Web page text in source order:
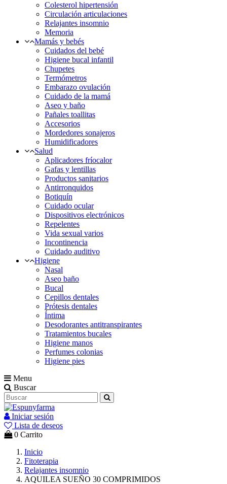
Colesterol hipertensión
Circulación articulaciones
Relajantes insomnio
Memoria
Mamás y bebés
Cuidados del bebé
Higiene bucal infantil
Chupetes
Termómetros
Embarazo ovulación
Cuidado de la mamá
Aseo y baño
Pañales toallitas
Accesorios
Mordedores sonajeros
Humidificadores
Salud
Aplicadores fríocalor
Gafas y lentillas
Productos sanitarios
Antirronquidos
Botiquín
Cuidado ocular
Dispositivos electrónicos
Repelentes
Vida sexual varios
Incontinencia
Cuidado auditivo
Higiene
Nasal
Aseo baño
Bucal
Cepillos dentales
Prótesis dentales
Íntima
Desodorantes antitranspirantes
Tratamientos bucales
Higiene manos
Perfumes colonias
Higiene pies
Menu
Buscar
Iniciar sesión
Lista de deseos
0 Carrito
Inicio
Fitoterapia
Relajantes insomnio
AQUILEA SUEÑO 30 COMPRIMIDOS